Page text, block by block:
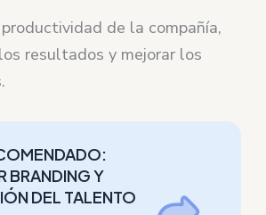
de la compañía,
resultados y mejorar los
BRANDING Y
DEL TALENTO